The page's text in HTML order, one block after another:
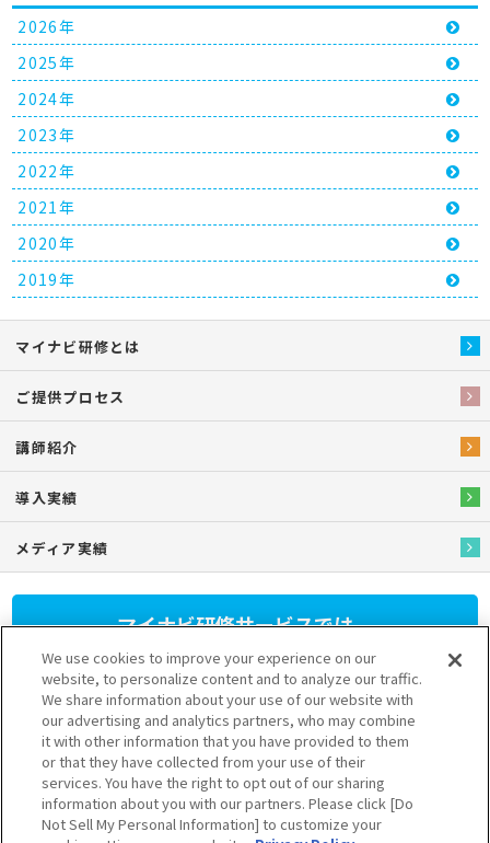
2026年
2025年
2024年
2023年
2022年
2021年
2020年
2019年
マイナビ研修とは
ご提供プロセス
講師紹介
導入実績
メディア実績
マイナビ研修サービスでは、
人材育成研修プログラムを
提供しています。
さまざまなニーズに応じたプランをご用意しておりますのでお気軽
にお問い合わせください。
03-6628-5111
受付 9:30～17:30（土日祝を除く）
We use cookies to improve your experience on our
website, to personalize content and to analyze our traffic.
We share information about your use of our website with
our advertising and analytics partners, who may combine
it with other information that you have provided to them
or that they have collected from your use of their
services. You have the right to opt out of our sharing
information about you with our partners. Please click [Do
Not Sell My Personal Information] to customize your